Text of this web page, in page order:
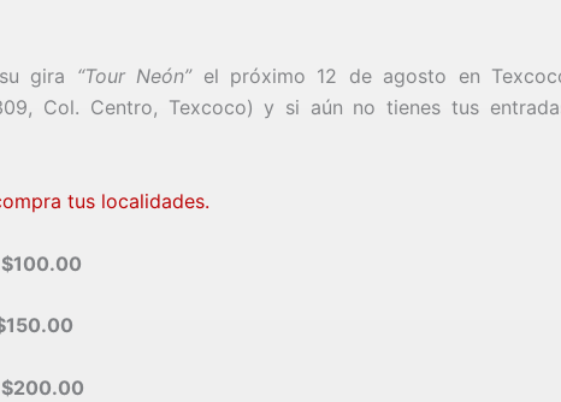
gira “Tour Neón” el próximo 12 de agosto en
Col. Centro, Texcoco) y si aún no tienes tus
tus localidades.
$100.00
$200.00